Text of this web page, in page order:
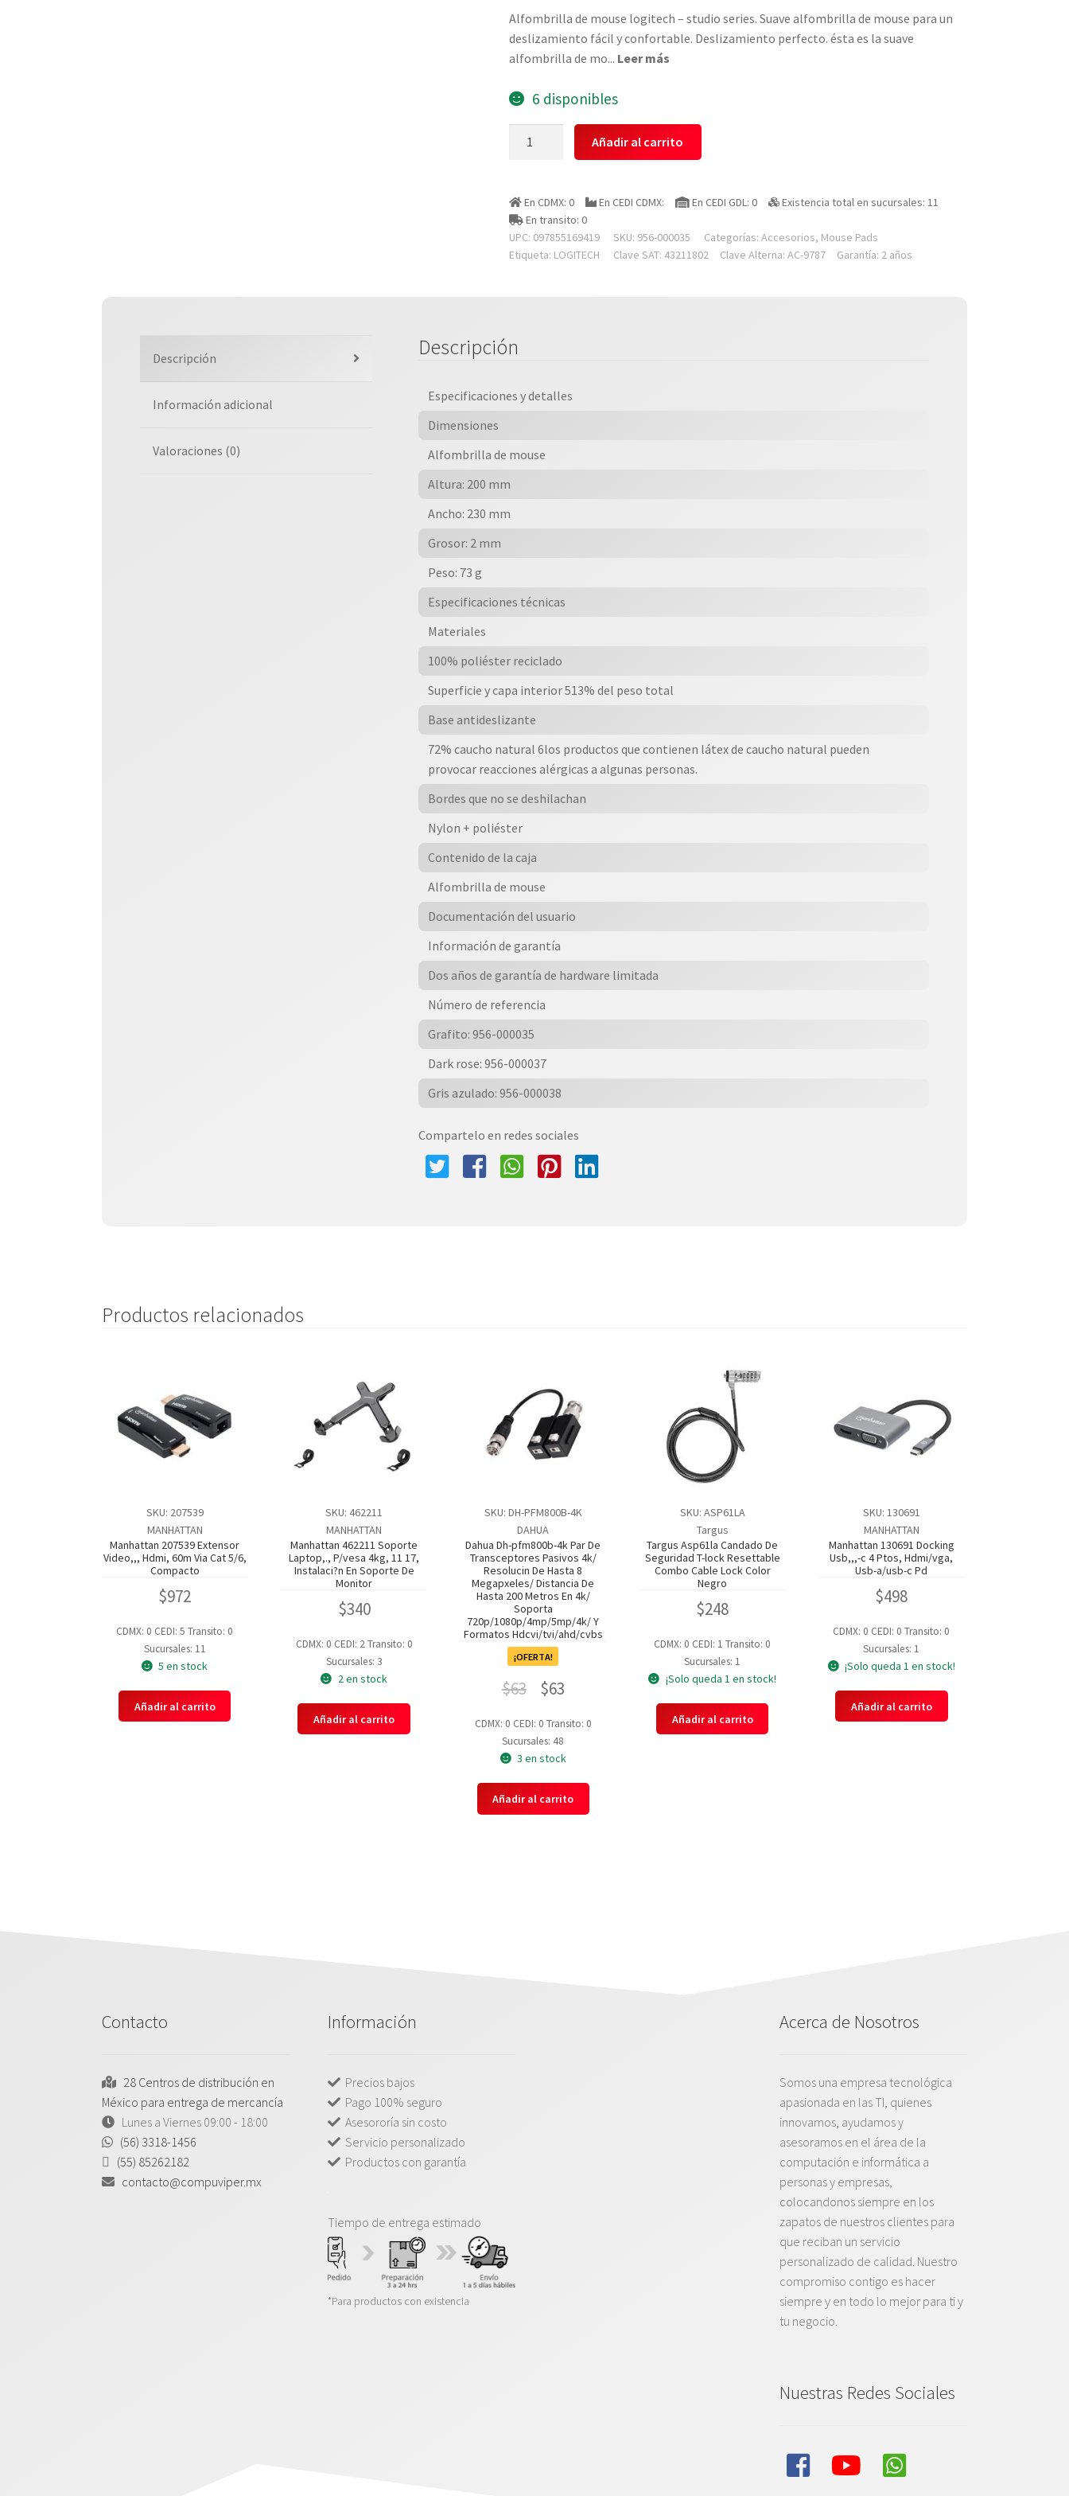
Alfombrilla de mouse logitech – studio series. Suave alfombrilla de mouse para un
deslizamiento fácil y confortable. Deslizamiento perfecto. ésta es la suave
alfombrilla de mo... Leer más
6 disponibles
Mouse
Pad
Studio
Series
Salpicaduras
cantidad
Añadir al carrito
En CDMX: 0 En CEDI CDMX: En CEDI GDL: 0
Existencia total en sucursales: 11
En transito: 0
UPC: 097855169419
SKU: 956-000035 Categorías: Accesorios, Mouse Pads
Etiqueta: LOGITECH Clave SAT: 43211802 Clave Alterna: AC-9787 Garantía: 2 años
Descripción
Información adicional
Valoraciones (0)
Descripción
Especificaciones y detalles
Dimensiones
Alfombrilla de mouse
Altura: 200 mm
Ancho: 230 mm
Grosor: 2 mm
Peso: 73 g
Especificaciones técnicas
Materiales
100% poliéster reciclado
Superficie y capa interior 513% del peso total
Base antideslizante
72% caucho natural 6los productos que contienen látex de caucho natural pueden
provocar reacciones alérgicas a algunas personas.
Bordes que no se deshilachan
Nylon + poliéster
Contenido de la caja
Alfombrilla de mouse
Documentación del usuario
Información de garantía
Dos años de garantía de hardware limitada
Número de referencia
Grafito: 956-000035
Dark rose: 956-000037
Gris azulado: 956-000038
Compartelo en redes sociales
Productos relacionados
SKU: 207539
MANHATTAN
Manhattan 207539 Extensor
Video,,, Hdmi, 60m Via Cat 5/6,
Compacto
$972
CDMX: 0 CEDI: 5Transito: 0
Sucursales: 11
5 en stock
Añadir al carrito
SKU: 462211
MANHATTAN
Manhattan 462211 Soporte
Laptop,., P/vesa 4kg, 11 17,
Instalaci?n En Soporte De
Monitor
$340
CDMX: 0 CEDI: 2Transito: 0
Sucursales: 3
2 en stock
Añadir al carrito
SKU: DH-PFM800B-4K
DAHUA
Dahua Dh-pfm800b-4k Par De
Transceptores Pasivos 4k/
Resolucin De Hasta 8
Megapxeles/ Distancia De
Hasta 200 Metros En 4k/
Soporta
720p/1080p/4mp/5mp/4k/ Y
Formatos Hdcvi/tvi/ahd/cvbs
¡OFERTA!
$63 $63
CDMX: 0 CEDI: 0 Transito: 0
Sucursales: 48
3 en stock
Añadir al carrito
SKU: ASP61LA
Targus
Targus Asp61la Candado De
Seguridad T-lock Resettable
Combo Cable Lock Color
Negro
$248
CDMX: 0 CEDI: 1Transito: 0
Sucursales: 1
¡Solo queda 1 en stock!
Añadir al carrito
SKU: 130691
MANHATTAN
Manhattan 130691 Docking
Usb,,,-c 4 Ptos, Hdmi/vga,
Usb-a/usb-c Pd
$498
CDMX: 0 CEDI: 0Transito: 0
Sucursales: 1
¡Solo queda 1 en stock!
Añadir al carrito
Contacto
28 Centros de distribución en
México para entrega de mercancía
Lunes a Viernes 09:00 - 18:00
(56) 3318-1456
(55) 85262182
contacto@compuviper.mx
Información
Precios bajos
Pago 100% seguro
Asesororía sin costo
Servicio personalizado
Productos con garantía
Tiempo de entrega estimado
*Para productos con existencia
Acerca de Nosotros
Somos una empresa tecnológica
apasionada en las TI, quienes
innovamos, ayudamos y
asesoramos en el área de la
computación e informática a
personas y empresas,
colocandonos siempre en los
zapatos de nuestros clientes para
que reciban un servicio
personalizado de calidad. Nuestro
compromiso contigo es hacer
siempre y en todo lo mejor para ti y
tu negocio.
Nuestras Redes Sociales